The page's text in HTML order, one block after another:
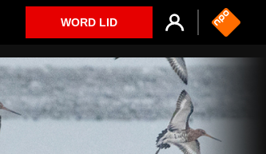
WORD LID